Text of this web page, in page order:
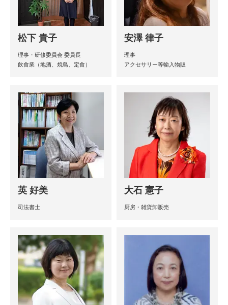
松下 貴子
理事・研修委員会 委員長
飲食業（地酒、焼鳥、定食）
安澤 律子
理事
アクセサリー等輸入物販
英 好美
司法書士
大石 憲子
厨房・雑貨卸販売